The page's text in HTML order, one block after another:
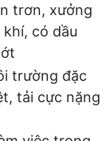
trơn, xưởng
khí, có dầu
trường đặc
tải cực nặng